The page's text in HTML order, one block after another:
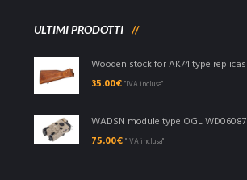
ULTIMI PRODOTTI
Wooden stock for AK74 type replicas
35.00€ "IVA inclusa"
WADSN module type OGL WD06087
75.00€ "IVA inclusa"